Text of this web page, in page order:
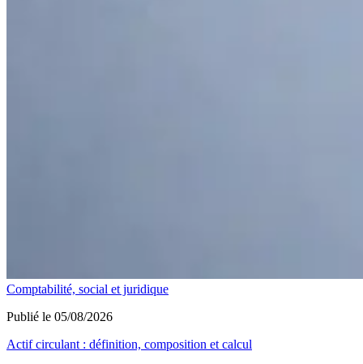
Comptabilité, social et juridique
Publié le 05/08/2026
Actif circulant : définition, composition et calcul